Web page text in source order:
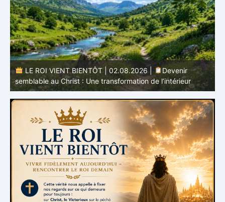
LE ROI VIENT BIENTÔT | 01.08.2026 |
qui purifie : Être prêt pour Jésus